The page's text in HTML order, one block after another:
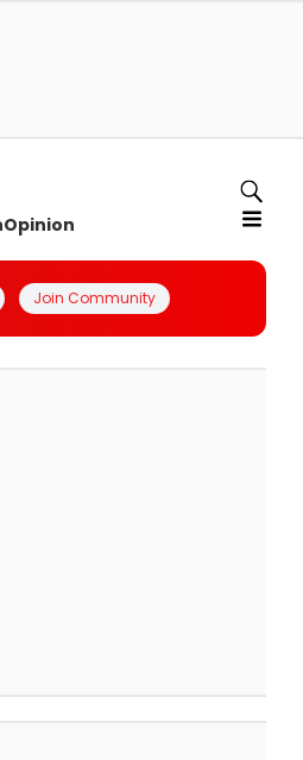
Opinion
Join Community